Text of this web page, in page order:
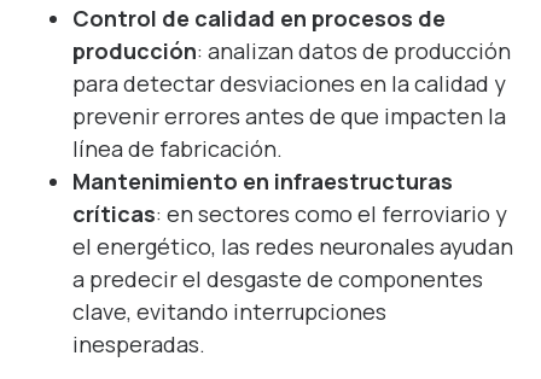
Control de calidad en procesos de
producción: analizan datos de producción
para detectar desviaciones en la calidad y
prevenir errores antes de que impacten la
línea de fabricación.
Mantenimiento en infraestructuras
críticas: en sectores como el ferroviario y
el energético, las redes neuronales ayudan
a predecir el desgaste de componentes
clave, evitando interrupciones
inesperadas.